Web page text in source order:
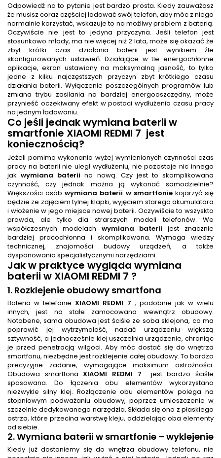
Odpowiedź na to pytanie jest bardzo prosta. Kiedy zauważasz
że musisz coraz częściej ładować swój telefon, aby móc z niego
normalnie korzystać, wskazuje to na możliwy problem z baterią.
Oczywiście nie jest to jedyna przyczyna. Jeśli telefon jest
stosunkowo młody, ma nie więcej niż 2 lata, może się okazać że
zbyt krótki czas działania baterii jest wynikiem źle
skonfigurowanych ustawień. Działające w tle energochłonne
aplikacje, ekran ustawiony na maksymalną jasność, to tylko
jedne z kilku najczęstszych przyczyn zbyt krótkiego czasu
działania baterii. Wyłączenie poszczególnych programów lub
zmiana trybu zasilania na bardziej energooszczędny, może
przynieść oczekiwany efekt w postaci wydłużenia czasu pracy
na jednym ładowaniu.
Co jeśli jednakwymiana baterii w
smartfonie XIAOMI REDMI 7 jest
koniecznością?
Jeżeli pomimo wykonania wyżej wymienionych czynności czas
pracy na baterii nie uległ wydłużeniu, nie pozostaje nic innego
jakwymiana baterii na nową. Czy jest to skomplikowana
czynność, czy jednak można ją wykonać samodzielnie?
Większości osóbwymiana baterii w smartfoniekojarzyć się
będzie ze zdjęciem tylnej klapki, wyjęciem starego akumulatora
i włożenie w jego miejsce nowej baterii. Oczywiście to wszyskto
prawda, ale tylko dla strarszych modeli telefonów. We
współczesnych modelach wymiana baterii jest znacznie
bardziej pracochłonna i skomplikowana. Wymaga wiedzy
technicznej, znajomości budowy urządzeń, a także
dysponowania specjalistycznymi narzędziami.
Jak w praktyce wygląda wymiana
baterii w XIAOMI REDMI 7 ?
1. Rozklejenie obudowy smartfona
Bateria w telefonieXIAOMI REDMI 7 , podobnie jak w wielu
innych, jest na stałe zamocowana wewnątrz obudowy.
Notabene, sama obudowa jest ściśle ze soba sklejona, co ma
poprawić jej wytrzymałość, nadać urządzeniu większą
sztywność, a jednocześnie klej uszczelnia urządzenie, chroniąc
je przed penetracją wilgoci. Aby móc dostać się do wnętrza
smartfonu, niezbędne jest rozklejenie całej obudowy. To bardzo
precyzyjne zadanie, wymagające maksimum ostrożności.
Obudowa smartfonaXIAOMI REDMI 7
jest bardzo ściśle
spasowana. Do łączenia obu elementów wykorzystano
niezwykle silny klej. Rozłączenie obu elementów polega na
stopniowym podważaniu obudowy, poprzez umieszczenie w
szczelnie dedykowanego narzędzia. Składa się ono z płaskiego
ostrza, które przecina warstwę kleju, oddzielając oba elementy
od siebie.
2.Wymiana baterii w smartfonie – wyklejenie
Kiedy już dostaniemy się do wnętrza obudowy telefonu, nie